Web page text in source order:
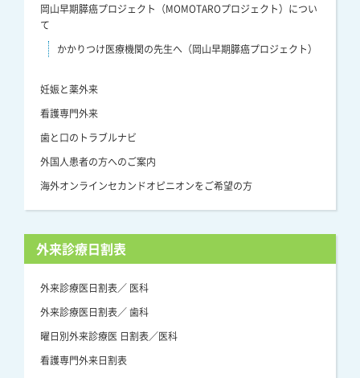
岡山早期膵癌プロジェクト（MOMOTAROプロジェクト）につい
て
かかりつけ医療機関の先生へ（岡山早期膵癌プロジェクト）
妊娠と薬外来
看護専門外来
歯と口のトラブルナビ
外国人患者の方へのご案内
海外オンラインセカンドオピニオンをご希望の方
外来診療日割表
外来診療医日割表／ 医科
外来診療医日割表／ 歯科
曜日別外来診療医 日割表／医科
看護専門外来日割表